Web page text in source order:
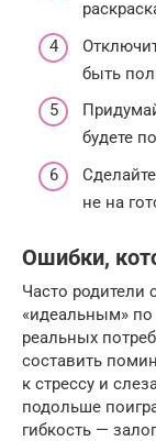
быть
будете
не на
Ошибки,
Часто родители
«идеальным» по
реальных
составить
к стрессу и
подольше
гибкость —